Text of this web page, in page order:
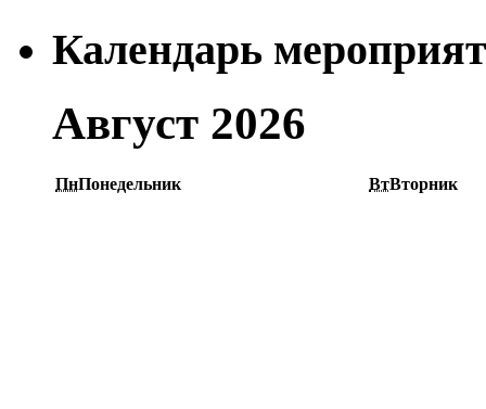
Календарь
Август 2026
ПнПонедельник ВтВторник